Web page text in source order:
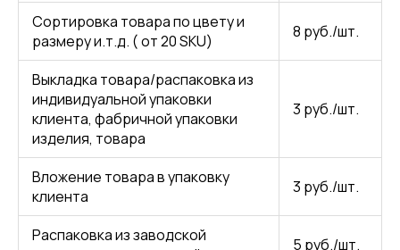
Сортировка товара по цвету и
размеру и.т.д. ( от 20 SKU)
8 руб./шт.
Выкладка товара/распаковка из
индивидуальной упаковки
клиента, фабричной упаковки
изделия, товара
3 руб./шт.
Вложение товара в упаковку
клиента
3 руб./шт.
Распаковка из заводской
5 руб./шт.